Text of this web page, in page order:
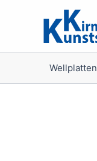
Wellplatten